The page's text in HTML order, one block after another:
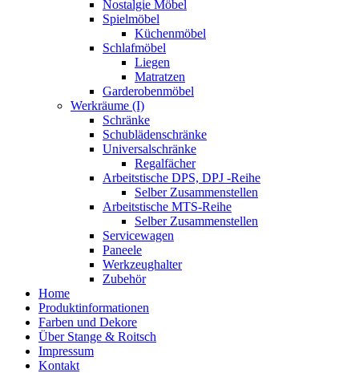
Nostalgie Möbel
Spielmöbel
Küchenmöbel
Schlafmöbel
Liegen
Matratzen
Garderobenmöbel
Werkräume (I)
Schränke
Schublädenschränke
Universalschränke
Regalfächer
Arbeitstische DPS, DPJ -Reihe
Selber Zusammenstellen
Arbeitstische MTS-Reihe
Selber Zusammenstellen
Servicewagen
Paneele
Werkzeughalter
Zubehör
Home
Produktinformationen
Farben und Dekore
Über Stange & Roitsch
Impressum
Kontakt